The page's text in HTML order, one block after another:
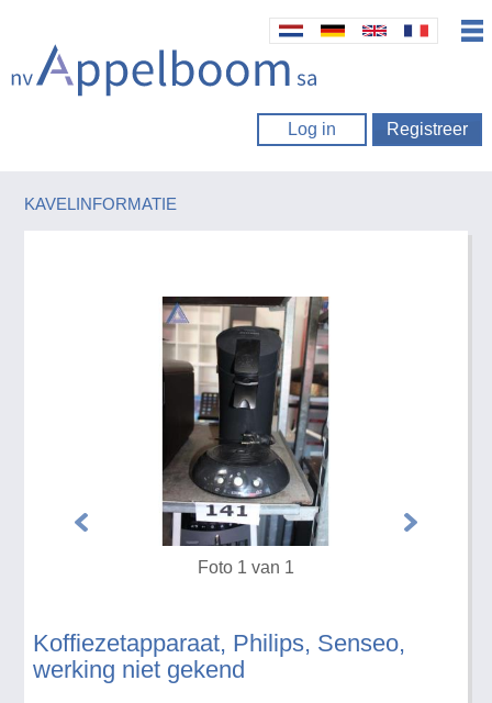
Log in Registreer
KAVELINFORMATIE
Koffiezetapparaat, Philips, Senseo,
werking niet gekend
Foto 1 van 1